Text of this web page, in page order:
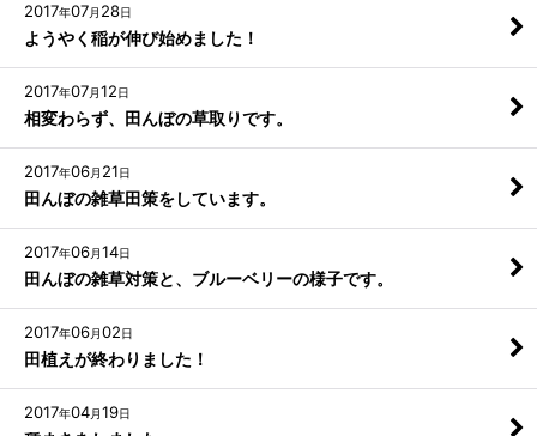
2017年07月 28日
ようやく稲が伸び始めました！
2017年07月12日
相変わらず、田んぼの草取りです。
2017年06月 21日
田んぼの雑草田策をしています。
2017年06月14日
田んぼの雑草対策と、ブルーベリーの様子です。
2017年06月02日
田植えが終わりました！
2017年04月19日